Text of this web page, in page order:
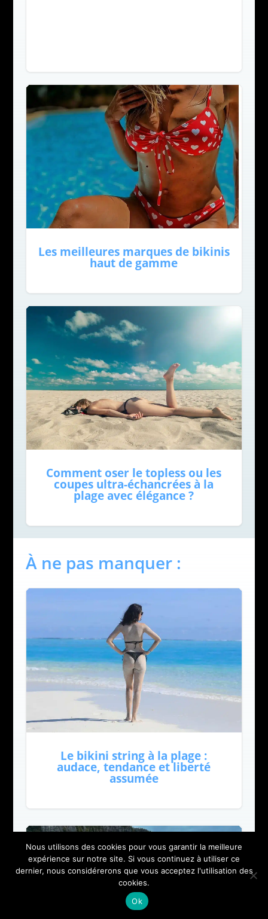
Les meilleures marques de bikinis
haut de gamme
Comment oser le topless ou les
coupes ultra-échancrées à la
plage avec élégance ?
À ne pas manquer :
Le bikini string à la plage :
audace, tendance et liberté
assumée
Nous utilisons des cookies pour vous garantir la meilleure
expérience sur notre site. Si vous continuez à utiliser ce
dernier, nous considérerons que vous acceptez l'utilisation des
cookies.
Ok